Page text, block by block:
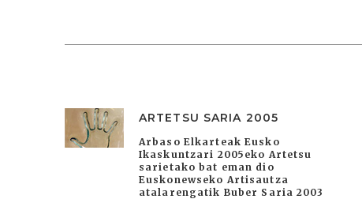
ARTETSU SARIA 2005
Arbaso Elkarteak Eusko
Ikaskuntzari 2005eko Artetsu
sarietako bat eman dio
Euskonewseko Artisautza
atalarengatik Buber Saria 2003